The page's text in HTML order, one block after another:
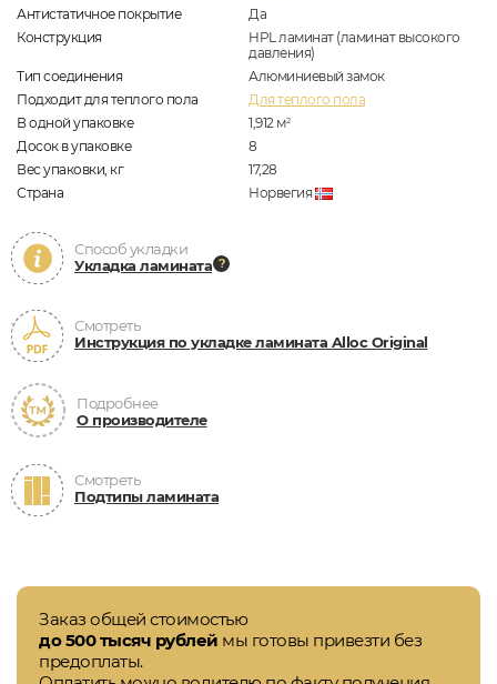
Антистатичное покрытие
Да
Конструкция
HPL ламинат (ламинат высокого
давления)
Тип соединения
Алюминиевый замок
Подходит для теплого пола
Для теплого пола
В одной упаковке
1,912 м2
Досок в упаковке
8
Вес упаковки, кг
17,28
Страна
Норвегия
Способ укладки
Укладка ламината
Смотреть
Инструкция по укладке ламината Alloc Original
Подробнее
О производителе
Смотреть
Подтипы ламината
Заказ общей стоимостью
до 500 тысяч рублей мы готовы привезти без
предоплаты.